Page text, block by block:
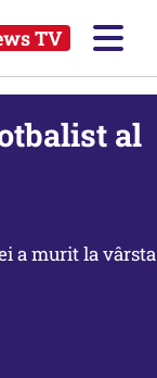
TV
al
a murit la vârsta